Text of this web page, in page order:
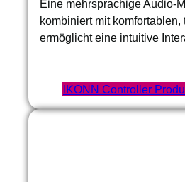
Eine mehrsprachige Audio-
kombiniert mit komfortablen,
ermöglicht eine intuitive
IKONN Controller